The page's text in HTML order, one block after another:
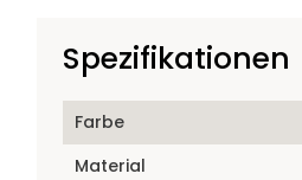
Spezifikationen
Farbe
Material